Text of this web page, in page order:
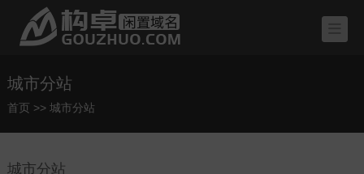
城市分站
首页 >> 城市分站
城市分站